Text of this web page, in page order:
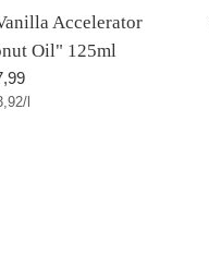
Accelerator
Oil" 125ml
/pro
l